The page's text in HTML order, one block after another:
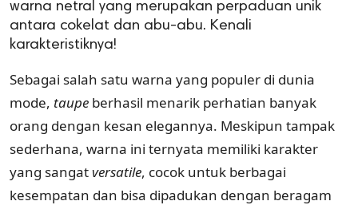
warna netral yang merupakan perpaduan unik
antara cokelat dan abu-abu. Kenali
karakteristiknya!
Sebagai salah satu warna yang populer di dunia
mode, taupe berhasil menarik perhatian banyak
orang dengan kesan elegannya. Meskipun tampak
sederhana, warna ini ternyata memiliki karakter
yang sangatversatile, cocok untuk berbagai
kesempatan dan bisa dipadukan dengan beragam